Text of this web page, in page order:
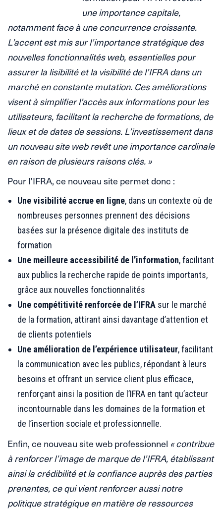
une importance capitale,
notamment face à une concurrence croissante.
L’accent est mis sur l’importance stratégique des
nouvelles fonctionnalités web, essentielles pour
assurer la lisibilité et la visibilité de l’IFRA dans un
marché en constante mutation. Ces améliorations
visent à simplifier l’accès aux informations pour les
utilisateurs, facilitant la recherche de formations, de
lieux et de dates de sessions. L’investissement dans
un nouveau site web revêt une importance cardinale
en raison de plusieurs raisons clés. »
Pour l’IFRA, ce nouveau site permet donc :
Une visibilité accrue en ligne, dans un contexte où de
nombreuses personnes prennent des décisions
basées sur la présence digitale des instituts de
formation
Une meilleure accessibilité de l’information, facilitant
aux publics la recherche rapide de points importants,
grâce aux nouvelles fonctionnalités
Une compétitivité renforcée de l’IFRA sur le marché
de la formation, attirant ainsi davantage d’attention et
de clients potentiels
Une amélioration de l’expérience utilisateur, facilitant
la communication avec les publics, répondant à leurs
besoins et offrant un service client plus efficace,
renforçant ainsi la position de l’IFRA en tant qu’acteur
incontournable dans les domaines de la formation et
de l’insertion sociale et professionnelle.
Enfin, ce nouveau site web professionnel « contribue
à renforcer l’image de marque de l’IFRA, établissant
ainsi la crédibilité et la confiance auprès des parties
prenantes, ce qui vient renforcer aussi notre
politique stratégique en matière de ressources